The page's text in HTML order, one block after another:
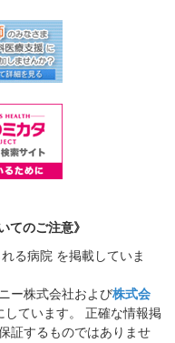
てのご注意》
る病院 を掲載していま
ー株式会社および株式会
ています。 正確な情報掲
証するものではありませ